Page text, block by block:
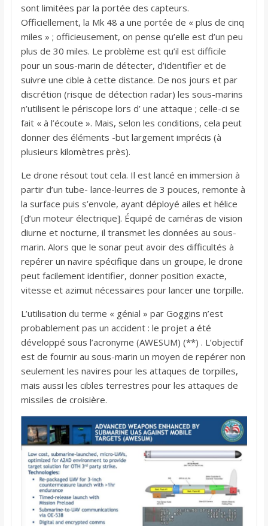
sont limitées par la portée des capteurs.
Officiellement, la Mk 48 a une portée de « plus de cinq
miles » ; officieusement, on pense qu’elle est d’un peu
plus de 30 miles. Le problème est qu’il est difficile
pour un sous-marin de détecter, d’identifier et de
suivre une cible à cette distance. De nos jours et par
discrétion (risque de détection radar) les sous-marins
n’utilisent le périscope lors d’ une attaque ; celle-ci se
fait « à l’écoute ». Mais, selon les conditions, cela peut
donner des éléments -but largement imprécis (à
plusieurs kilomètres près).
Le drone résout tout cela. Il est lancé en immersion à
partir d’un tube- lance-leurres de 3 pouces, remonte à
la surface puis s’envole, ayant déployé ailes et hélice
[d’un moteur électrique]. Équipé de caméras de vision
diurne et nocturne, il transmet les données au sous-
marin. Alors que le sonar peut avoir des difficultés à
repérer un navire spécifique dans un groupe, le drone
peut facilement identifier, donner position exacte,
vitesse et azimut nécessaires pour lancer une torpille.
L’utilisation du terme « génial » par Goggins n’est
probablement pas un accident : le projet a été
développé sous l’acronyme (AWESUM) (**) . L’objectif
est de fournir au sous-marin un moyen de repérer non
seulement les navires pour les attaques de torpilles,
mais aussi les cibles terrestres pour les attaques de
missiles de croisière.